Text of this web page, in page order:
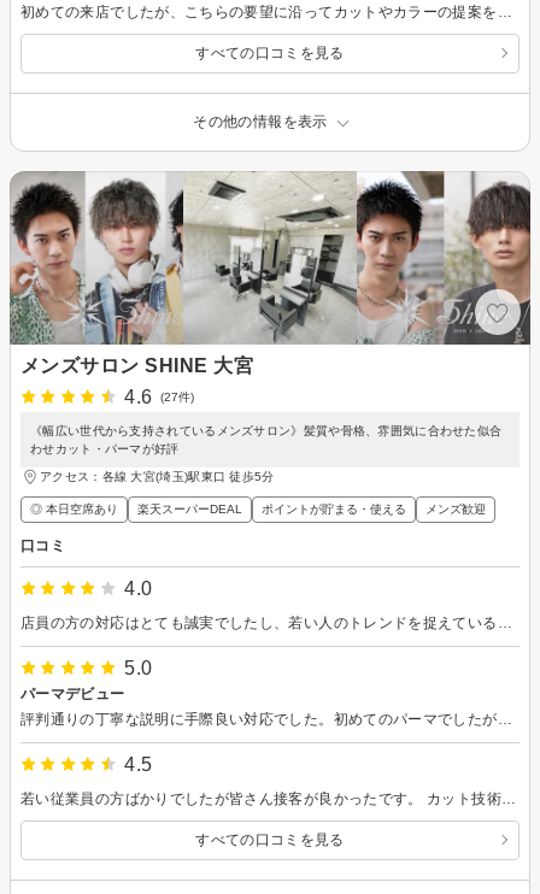
すべての口コミを見る
その他の情報を表示
メンズサロン SHINE 大宮
4.6
(27件)
《幅広い世代から支持されているメンズサロン》髪質や骨格、雰囲気に合わせた似合
わせカット・パーマが好評
アクセス：各線 大宮(埼玉)駅東口 徒歩5分
◎ 本日空席あり 楽天スーパーDEAL ポイントが貯まる・使える メンズ歓迎
口コミ
4.0
5.0
パーマデビュー
4.5
若い従業員の方ばかりでしたが皆さん接客が良かったです。 カット技術もありましたが名刺を拝見すると立場のある方で、納得でした。
すべての口コミを見る